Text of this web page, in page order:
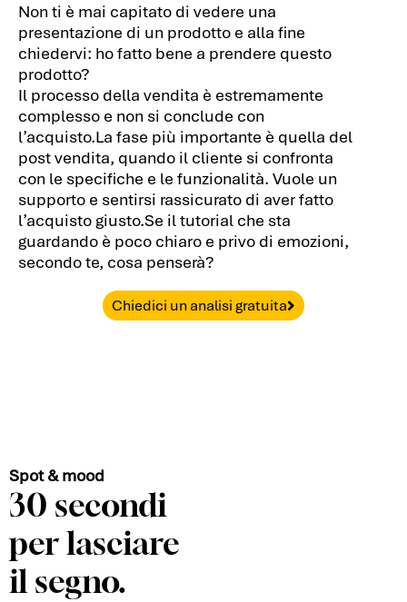
Non ti è mai capitato di vedere una
presentazione di un prodotto e alla fine
chiedervi: ho fatto bene a prendere questo
prodotto?
Il processo della vendita è estremamente
complesso e non si conclude con
l’acquisto.La fase più importante è quella del
post vendita, quando il cliente si confronta
con le specifiche e le funzionalità. Vuole un
supporto e sentirsi rassicurato di aver fatto
l’acquisto giusto.Se il tutorial che sta
guardando è poco chiaro e privo di emozioni,
secondo te, cosa penserà?
Chiedici un analisi gratuita
Spot & mood
30 secondi
per lasciare
il segno.